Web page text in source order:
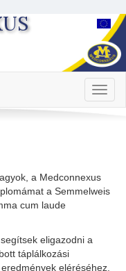
a Medconnexus
a Semmelweis
cum laude
eligazodni a
táplálkozási
eléréséhez.